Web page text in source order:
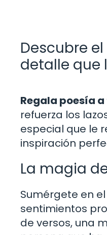
Descubre
detalle que
Regala poesía
refuerza los
especial que le
inspiración
La magia
Sumérgete en
sentimientos
de versos, una